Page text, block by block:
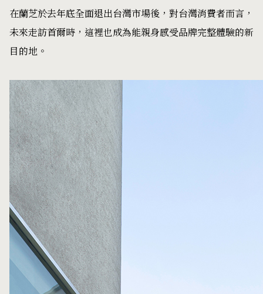
在蘭芝於去年底全面退出台灣市場後，對台灣消費者而言，
未來走訪首爾時，這裡也成為能親身感受品牌完整體驗的新
目的地。